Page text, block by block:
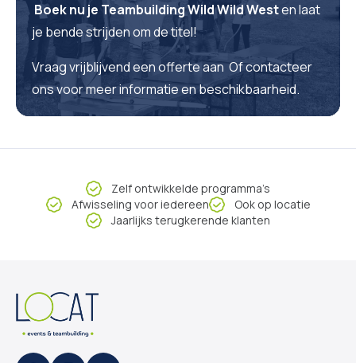
Boek nu je Teambuilding Wild Wild Westen laat
je bende strijden om de titel!
Vraag vrijblijvend een offerte aan Of contacteer
ons voor meer informatie en beschikbaarheid.
Zelf ontwikkelde programma’s
Afwisseling voor iedereen
Ook op locatie
Jaarlijks terugkerende klanten